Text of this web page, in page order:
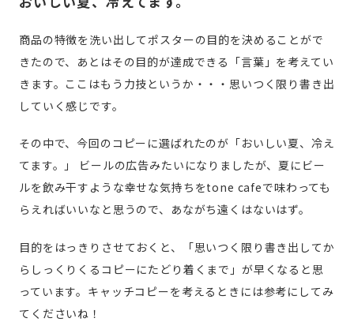
商品の特徴を洗い出してポスターの目的を決めることがで
きたので、あとはその目的が達成できる「言葉」を考えてい
きます。ここはもう力技というか・・・思いつく限り書き出
していく感じです。
その中で、今回のコピーに選ばれたのが「おいしい夏、冷え
てます。」
ビールの広告みたいになりましたが、夏にビー
ルを飲み干すような幸せな気持ちをtone cafeで味わっても
らえればいいなと思うので、あながち遠くはないはず。
目的をはっきりさせておくと、「思いつく限り書き出してか
らしっくりくるコピーにたどり着くまで」が早くなると思
っています。キャッチコピーを考えるときには参考にしてみ
てくださいね！